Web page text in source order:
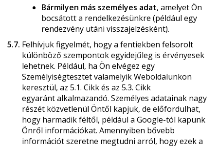
Bármilyen más személyes adat, amelyet Ön
bocsátott a rendelkezésünkre (például egy
rendezvény utáni visszajelzésként).
5.7. Felhívjuk figyelmét, hogy a fentiekben felsorolt
különböző szempontok egyidejűleg is érvényesek
lehetnek. Például, ha Ön elvégez egy
Személyiségtesztet valamelyik Weboldalunkon
keresztül, az 5.1. Cikk és az 5.3. Cikk
egyaránt alkalmazandó. Személyes adatainak nagy
részét közvetlenül Öntől kapjuk, de előfordulhat,
hogy harmadik féltől, például a Google-tól kapunk
Önről információkat. Amennyiben bővebb
információt szeretne megtudni arról, hogy ezek a